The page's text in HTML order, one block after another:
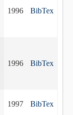
1996 BibTex
1996 BibTex
1997 BibTex